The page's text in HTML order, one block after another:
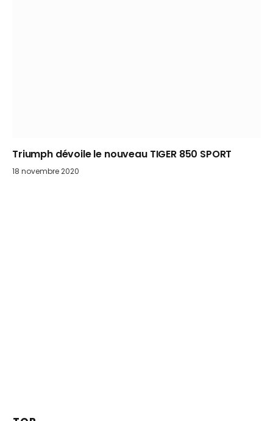
Triumph dévoile le nouveau TIGER 850 SPORT
18 novembre 2020